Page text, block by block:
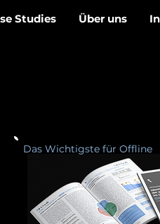
Studies Über uns
Das Wichtigste für Offline